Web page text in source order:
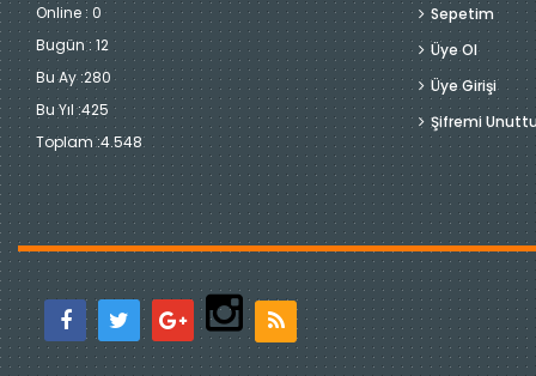
Online : 0
Bugün : 12
Bu Ay :280
Bu Yıl :425
Toplam :4.548
Sepetim
Üye Ol
Üye Girişi
Şifremi